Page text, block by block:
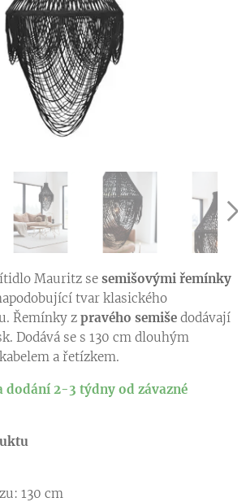
Mauritz se semišovými řemínky
tvar klasického
Řemínky z pravého semiše dodávají
Dodává se s 130 cm dlouhým
a řetízkem.
dodání 2-3 týdny od závazné
V
130 cm